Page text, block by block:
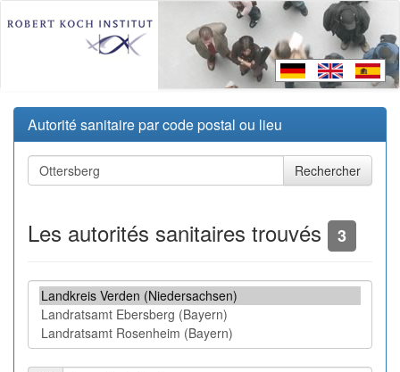
Autorité sanitaire par code postal ou lieu
Les autorités sanitaires trouvés 3